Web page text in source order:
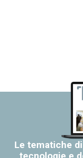
Le tematiche
tecnologie e